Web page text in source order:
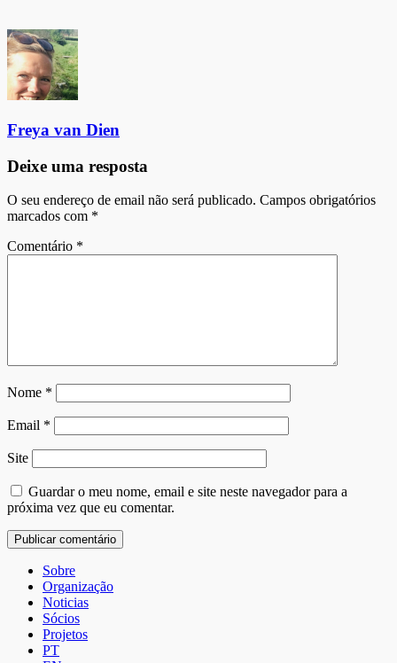
Freya van Dien
Deixe uma resposta
O seu endereço de email não será publicado. Campos obrigatórios
marcados com *
Comentário *
Nome *
Email *
Site
Guardar o meu nome, email e site neste navegador para a
próxima vez que eu comentar.
Sobre
Organização
Noticias
Sócios
Projetos
PT